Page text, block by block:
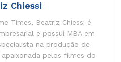
Chiessi
Times, Beatriz Chiessi é
e possui MBA em
na produção de
pelos filmes do